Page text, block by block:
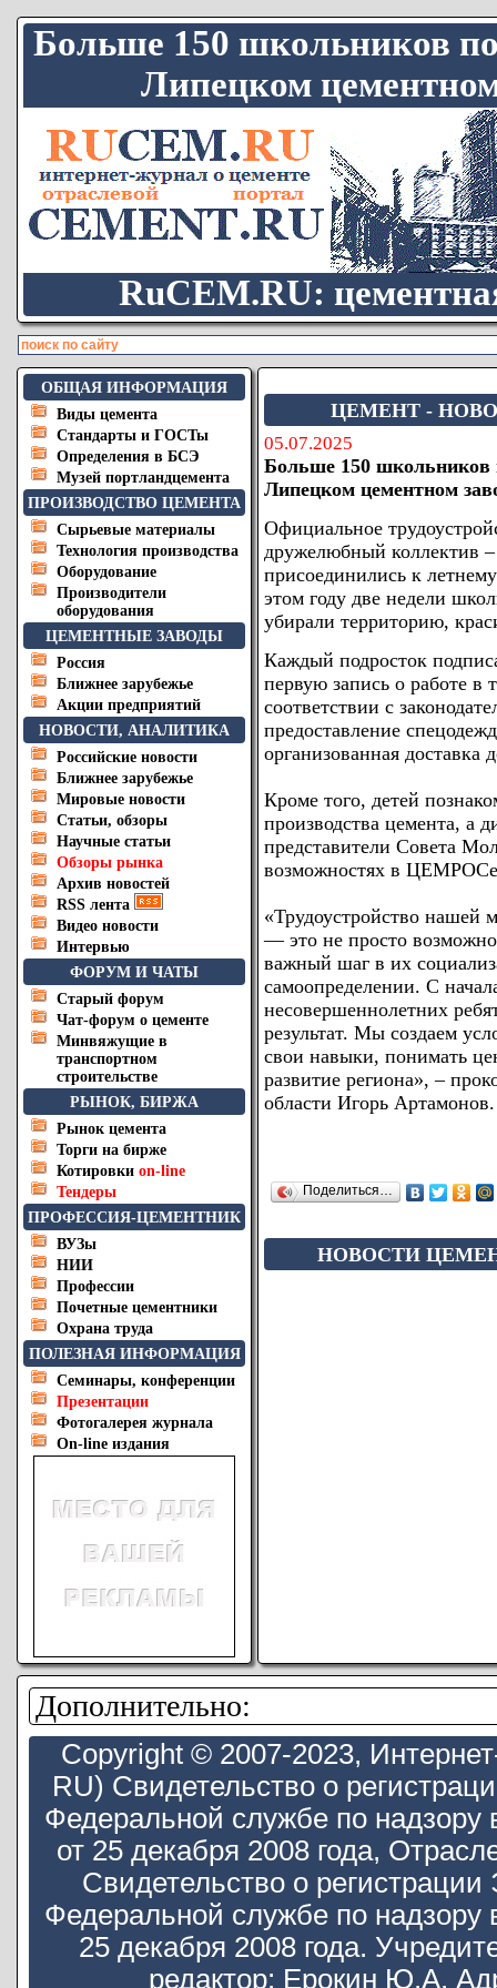
Больше 150 школьников
Липецком цементном
RuCEM.RU:
ОБЩАЯ ИНФОРМАЦИЯ
Виды цемента
Стандарты и ГОСТы
Определения в БСЭ
Музей портландцемента
ПРОИЗВОДСТВО ЦЕМЕНТА
Сырьевые материалы
Технология производства
Оборудование
Производители
оборудования
ЦЕМЕНТНЫЕ ЗАВОДЫ
Россия
Ближнее зарубежье
Акции предприятий
НОВОСТИ, АНАЛИТИКА
Российские новости
Ближнее зарубежье
Мировые новости
Статьи, обзоры
Научные статьи
Обзоры рынка
Архив новостей
RSS лента
Видео новости
Интервью
ФОРУМ И ЧАТЫ
Старый форум
Чат-форум о цементе
Минвяжущие в
транспортном
строительстве
РЫНОК, БИРЖА
Рынок цемента
Торги на бирже
Котировки on-line
Тендеры
ПРОФЕССИЯ-ЦЕМЕНТНИК
ВУЗы
НИИ
Профессии
Почетные цементники
Охрана труда
ПОЛЕЗНАЯ ИНФОРМАЦИЯ
Семинары, конференции
Презентации
Фотогалерея журнала
On-line издания
ЦЕМЕНТ -
05.07.2025
Больше 150 школьников
Липецком цементном
Официальное
дружелюбный коллектив
присоединились к
этом году две недели
убирали территорию,
Каждый подросток
первую запись о работе в
соответствии с
предоставление
организованная доставка
Кроме того, детей
производства цемента, а
представители Совета
возможностях в
«Трудоустройство нашей
— это не просто
важный шаг в их
самоопределении. С
несовершеннолетних
результат. Мы создаем
свои навыки, понимать
развитие региона», –
области Игорь Артамонов.
Поделиться…
НОВОСТИ
Дополнительно:
Copyright © 2007-2023,
RU) Свидетельство о
Федеральной службе по
от 25 декабря 2008 года,
Свидетельство о
Федеральной службе по
25 декабря 2008 года.
редактор: Ерокин Ю.А.